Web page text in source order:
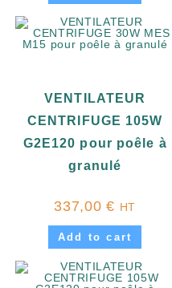
VENTILATEUR
CENTRIFUGE 105W
G2E120 pour poêle à
granulé
337,00€ HT
Add to cart